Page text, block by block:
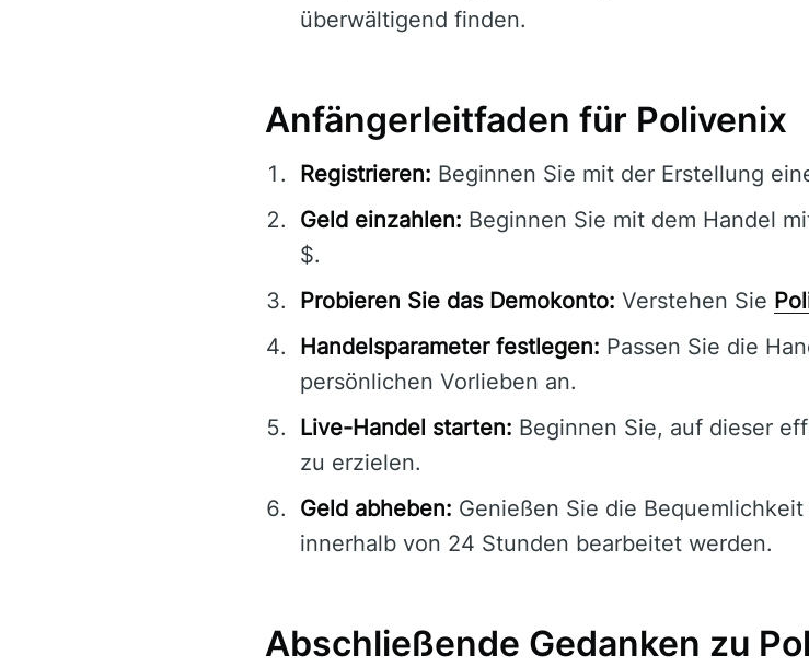
überwältigend finden.
Anfängerleitfaden für Polivenix
Registrieren: Beginnen Sie mit der Erstellung
Geld einzahlen: Beginnen Sie mit dem Handel
$.
Probieren Sie das Demokonto: Verstehen Sie
Handelsparameter festlegen: Passen Sie die
persönlichen Vorlieben an.
Live-Handel starten: Beginnen Sie, auf dieser
zu erzielen.
Geld abheben: Genießen Sie die
innerhalb von 24 Stunden bearbeitet werden.
Abschließende Gedanken zu